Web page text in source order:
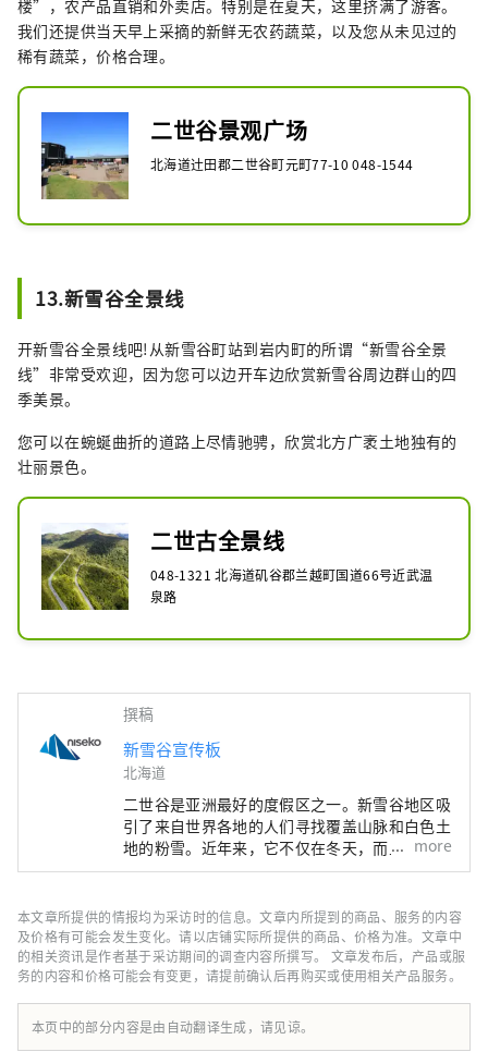
楼”，农产品直销和外卖店。特别是在夏天，这里挤满了游客。
我们还提供当天早上采摘的新鲜无农药蔬菜，以及您从未见过的
稀有蔬菜，价格合理。
二世谷景观广场
北海道辻田郡二世谷町元町77-10 048-1544
13.新雪谷全景线
开新雪谷全景线吧!从新雪谷町站到岩内町的所谓“新雪谷全景
线”非常受欢迎，因为您可以边开车边欣赏新雪谷周边群山的四
季美景。
您可以在蜿蜒曲折的道路上尽情驰骋，欣赏北方广袤土地独有的
壮丽景色。
二世古全景线
048-1321 北海道矶谷郡兰越町国道66号近武温
泉路
撰稿
新雪谷宣传板
北海道
二世谷是亚洲最好的度假区之一。新雪谷地区吸
引了来自世界各地的人们寻找覆盖山脉和白色土
地的粉雪。近年来，它不仅在冬天，而且作为避
暑胜地，越来越受到人们的关注。 北海道位于
札幌到二世谷地区大约需要2个小时的车程。该
地区包括二世谷地区，有时也被称为“羊蹄山
脚”，尤其以肥沃土壤种植的农产品而闻名。
凉爽的气候，很容易在夏天的纯净空气中度过。
冬天的大地，是一片绚丽夺目的纯白雪。为了在
美丽的大自然中享受丰富的生活，移民人数逐年
more
本文章所提供的情报均为采访时的信息。文章内所提到的商品、服务的内容
及价格有可能会发生变化。请以店铺实际所提供的商品、价格为准。文章中
的相关资讯是作者基于采访期间的调查内容所撰写。 文章发布后，产品或服
务的内容和价格可能会有变更，请提前确认后再购买或使用相关产品服务。
本页中的部分内容是由自动翻译生成，请见谅。